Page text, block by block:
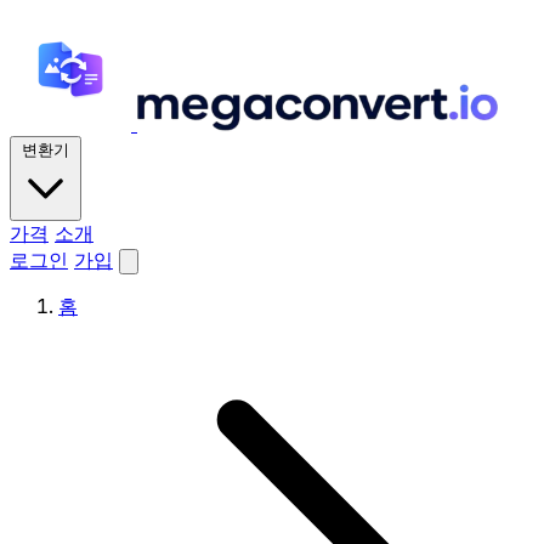
변환기
가격 소개
로그인 가입
홈